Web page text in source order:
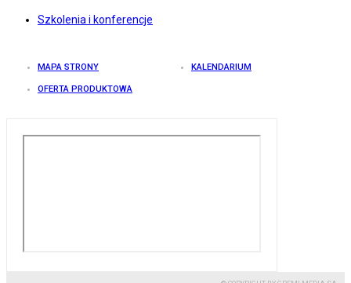
Szkolenia i konferencje
MAPA STRONY KALENDARIUM
OFERTA PRODUKTOWA